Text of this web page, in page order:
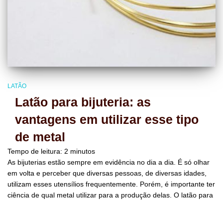
LATÃO
Latão para bijuteria: as
vantagens em utilizar esse tipo
de metal
Tempo de leitura: 2 minutos
As bijuterias estão sempre em evidência no dia a dia. É só olhar
em volta e perceber que diversas pessoas, de diversas idades,
utilizam esses utensílios frequentemente. Porém, é importante ter
ciência de qual metal utilizar para a produção delas. O latão para